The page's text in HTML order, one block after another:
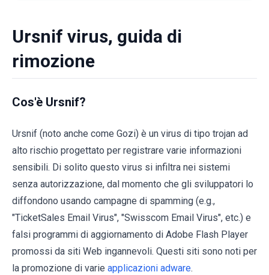
Ursnif virus, guida di
rimozione
Cos'è Ursnif?
Ursnif (noto anche come Gozi) è un virus di tipo trojan ad
alto rischio progettato per registrare varie informazioni
sensibili. Di solito questo virus si infiltra nei sistemi
senza autorizzazione, dal momento che gli sviluppatori lo
diffondono usando campagne di spamming (e.g.,
"TicketSales Email Virus", "Swisscom Email Virus", etc.) e
falsi programmi di aggiornamento di Adobe Flash Player
promossi da siti Web ingannevoli. Questi siti sono noti per
la promozione di varie applicazioni adware.